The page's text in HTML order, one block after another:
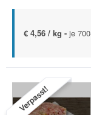
€ 4,56 / kg - je
Verpasst!